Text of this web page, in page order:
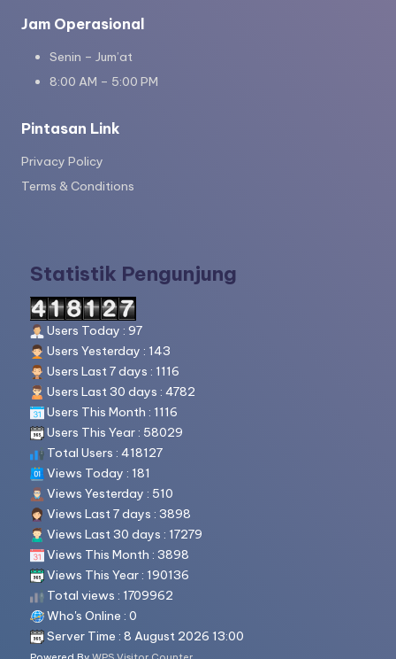
Jam Operasional
Senin – Jum’at
8:00 AM – 5:00 PM
Pintasan Link
Privacy Policy
Terms & Conditions
Statistik Pengunjung
Users Today : 97
Users Yesterday : 143
Users Last 7 days : 1116
Users Last 30 days : 4782
Users This Month : 1116
Users This Year : 58029
Total Users : 418127
Views Today : 181
Views Yesterday : 510
Views Last 7 days : 3898
Views Last 30 days : 17279
Views This Month : 3898
Views This Year : 190136
Total views : 1709962
Who's Online : 0
Server Time : 8 August 2026 13:00